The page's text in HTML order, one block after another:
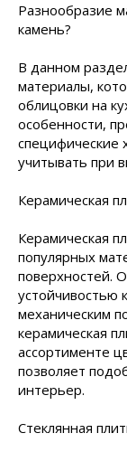
Разнообразие
камень?
В данном
материалы,
облицовки на
особенности,
специфические
учитывать при
Керамическая
Керамическая
популярных
поверхностей.
устойчивостью
механическим
керамическая
ассортименте
позволяет
интерьер.
Стеклянная